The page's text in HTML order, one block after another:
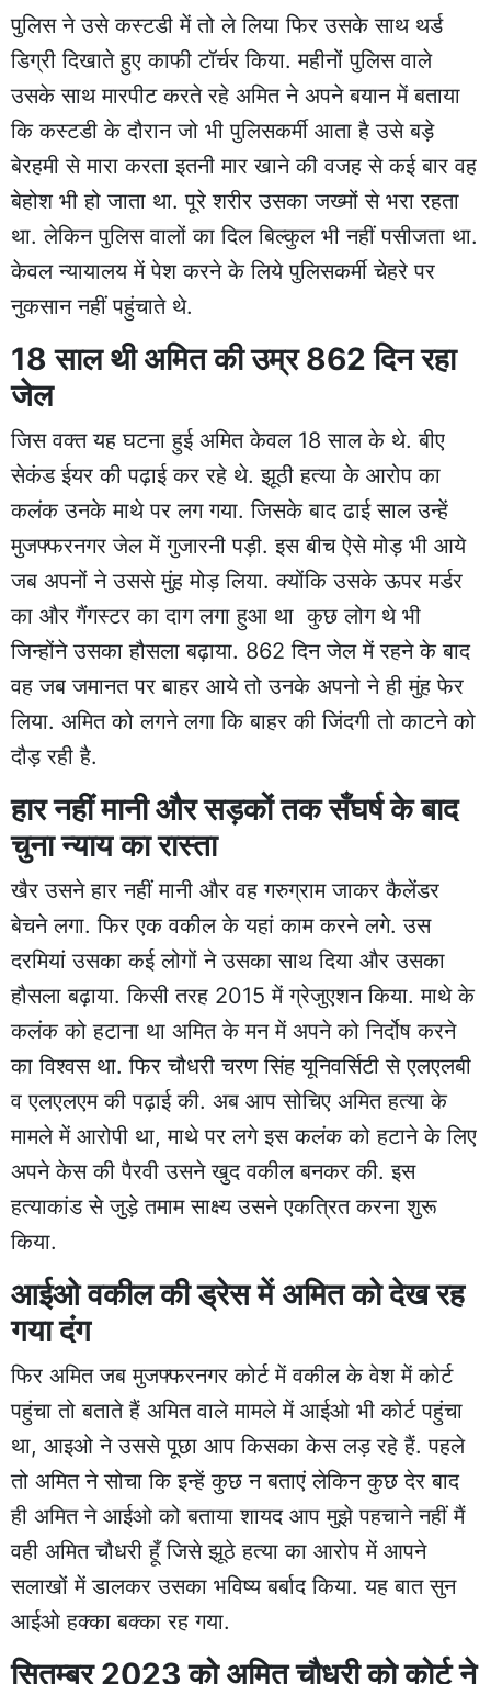
पुलिस ने उसे कस्टडी में तो ले लिया फिर उसके साथ थर्ड
डिग्री दिखाते हुए काफी टॉर्चर किया. महीनों पुलिस वाले
उसके साथ मारपीट करते रहे अमित ने अपने बयान में बताया
कि कस्टडी के दौरान जो भी पुलिसकर्मी आता है उसे बड़े
बेरहमी से मारा करता इतनी मार खाने की वजह से कई बार वह
बेहोश भी हो जाता था. पूरे शरीर उसका जख्मों से भरा रहता
था. लेकिन पुलिस वालों का दिल बिल्कुल भी नहीं पसीजता था.
केवल न्यायालय में पेश करने के लिये पुलिसकर्मी चेहरे पर
नुकसान नहीं पहुंचाते थे.
18 साल थी अमित की उम्र 862 दिन रहा
जेल
जिस वक्त यह घटना हुई अमित केवल 18 साल के थे. बीए
सेकंड ईयर की पढ़ाई कर रहे थे. झूठी हत्या के आरोप का
कलंक उनके माथे पर लग गया. जिसके बाद ढाई साल उन्हें
मुजफ्फरनगर जेल में गुजारनी पड़ी. इस बीच ऐसे मोड़ भी आये
जब अपनों ने उससे मुंह मोड़ लिया. क्योंकि उसके ऊपर मर्डर
का और गैंगस्टर का दाग लगा हुआ था कुछ लोग थे भी
जिन्होंने उसका हौसला बढ़ाया. 862 दिन जेल में रहने के बाद
वह जब जमानत पर बाहर आये तो उनके अपनो ने ही मुंह फेर
लिया. अमित को लगने लगा कि बाहर की जिंदगी तो काटने को
दौड़ रही है.
हार नहीं मानी और सड़कों तक सँघर्ष के बाद
चुना न्याय का रास्ता
खैर उसने हार नहीं मानी और वह गरुग्राम जाकर कैलेंडर
बेचने लगा. फिर एक वकील के यहां काम करने लगे. उस
दरमियां उसका कई लोगों ने उसका साथ दिया और उसका
हौसला बढ़ाया. किसी तरह 2015 में ग्रेजुएशन किया. माथे के
कलंक को हटाना था अमित के मन में अपने को निर्दोष करने
का विश्वस था. फिर चौधरी चरण सिंह यूनिवर्सिटी से एलएलबी
व एलएलएम की पढ़ाई की. अब आप सोचिए अमित हत्या के
मामले में आरोपी था, माथे पर लगे इस कलंक को हटाने के लिए
अपने केस की पैरवी उसने खुद वकील बनकर की. इस
हत्याकांड से जुड़े तमाम साक्ष्य उसने एकत्रित करना शुरू
किया.
आईओ वकील की ड्रेस में अमित को देख रह
गया दंग
फिर अमित जब मुजफ्फरनगर कोर्ट में वकील के वेश में कोर्ट
पहुंचा तो बताते हैं अमित वाले मामले में आईओ भी कोर्ट पहुंचा
था, आइओ ने उससे पूछा आप किसका केस लड़ रहे हैं. पहले
तो अमित ने सोचा कि इन्हें कुछ न बताएं लेकिन कुछ देर बाद
ही अमित ने आईओ को बताया शायद आप मुझे पहचाने नहीं मैं
वही अमित चौधरी हूँ जिसे झूठे हत्या का आरोप में आपने
सलाखों में डालकर उसका भविष्य बर्बाद किया. यह बात सुन
आईओ हक्का बक्का रह गया.
सितम्बर 2023 को अमित चौधरी को कोर्ट ने